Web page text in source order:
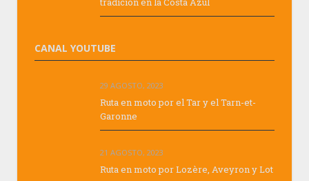
CANAL YOUTUBE
29 AGOSTO, 2023
Ruta en moto por el Tar y el Tarn-et-
Garonne
21 AGOSTO, 2023
Ruta en moto por Lozère, Aveyron y Lot